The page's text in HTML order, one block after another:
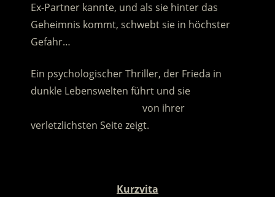
Ex-Partner kannte, und als sie hinter das
Geheimnis kommt, schwebt sie in höchster
Gefahr…
Ein psychologischer Thriller, der Frieda in
dunkle Lebenswelten führt und sie
von ihrer
verletzlichsten Seite zeigt.
Kurzvita